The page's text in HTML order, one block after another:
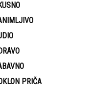
PRIČA